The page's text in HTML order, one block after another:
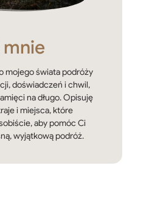
mojego świata podróży
doświadczeń i chwil,
na długo. Opisuję
i miejsca, które
aby pomóc Ci
wyjątkową podróż.